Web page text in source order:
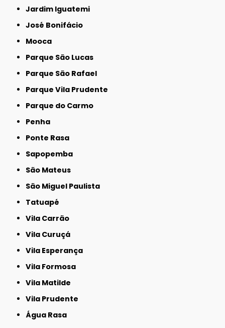
Jardim Iguatemi
José Bonifácio
Mooca
Parque São Lucas
Parque São Rafael
Parque Vila Prudente
Parque do Carmo
Penha
Ponte Rasa
Sapopemba
São Mateus
São Miguel Paulista
Tatuapé
Vila Carrão
Vila Curuçá
Vila Esperança
Vila Formosa
Vila Matilde
Vila Prudente
Água Rasa